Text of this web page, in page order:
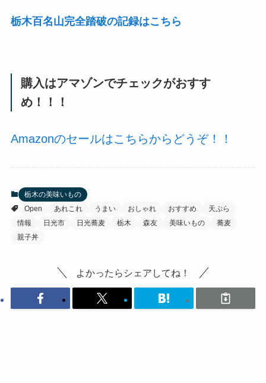
栃木百名山完全踏破の記録はこちら
購入はアマゾンでチェックがおすす
め！！！
Amazonのセールはこちらからどうぞ！！
栃木の美味いもの
Open
あれこれ うまい おしゃれ おすすめ
天ぷら
情報
日光市 日光蕎麦 栃木 森友 美味いもの
蕎麦
親子丼
よかったらシェアしてね！